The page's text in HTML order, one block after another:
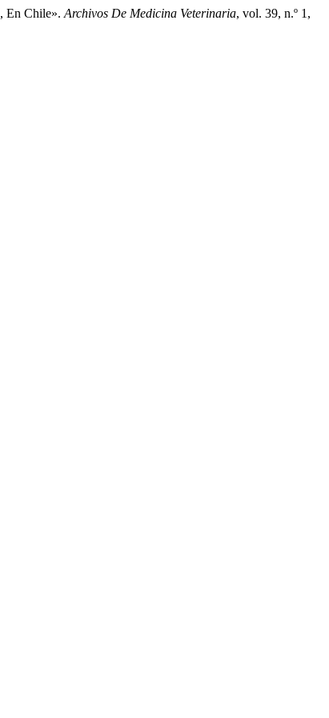
En Chile». Archivos De Medicina Veterinaria, vol. 39, n.º 1,